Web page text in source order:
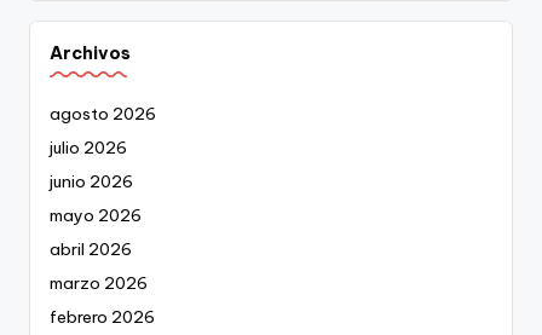
Archivos
agosto 2026
julio 2026
junio 2026
mayo 2026
abril 2026
marzo 2026
febrero 2026